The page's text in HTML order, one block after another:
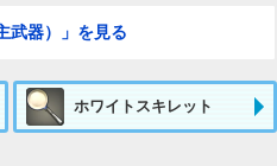
武器）」を見る
ホワイトスキレット